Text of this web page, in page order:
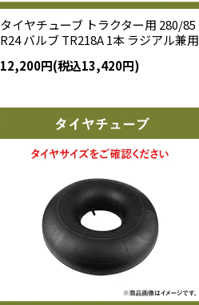
タイヤチューブ トラクター用 280/85
R24 バルブ TR218A 1本 ラジアル兼用
12,200円(税込13,420円)